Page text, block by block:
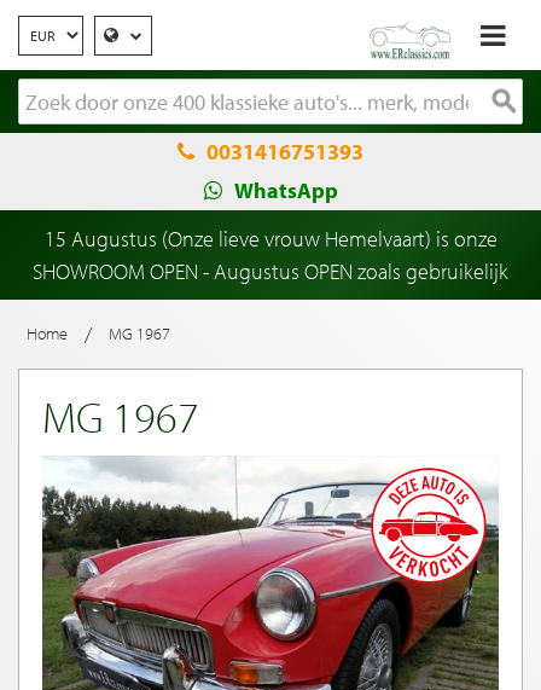
0031416751393
WhatsApp
15 Augustus (Onze lieve vrouw Hemelvaart) is onze
SHOWROOM OPEN - Augustus OPEN zoals gebruikelijk
Home / MG 1967
MG 1967